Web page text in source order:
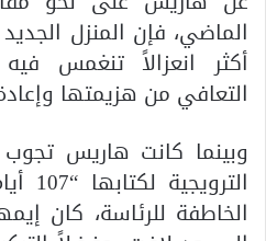
الماضي، فإن المنزل
أكثر انعزالاً تنغمس
التعافي من هزيمتها
الخاطفة للرئاسة، كان